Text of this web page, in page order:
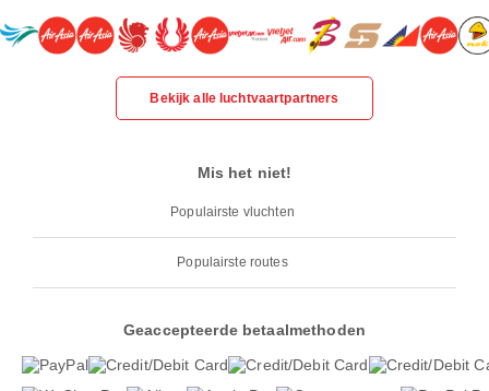
Bekijk alle luchtvaartpartners
Mis het niet!
Populairste vluchten
Populairste routes
Geaccepteerde betaalmethoden